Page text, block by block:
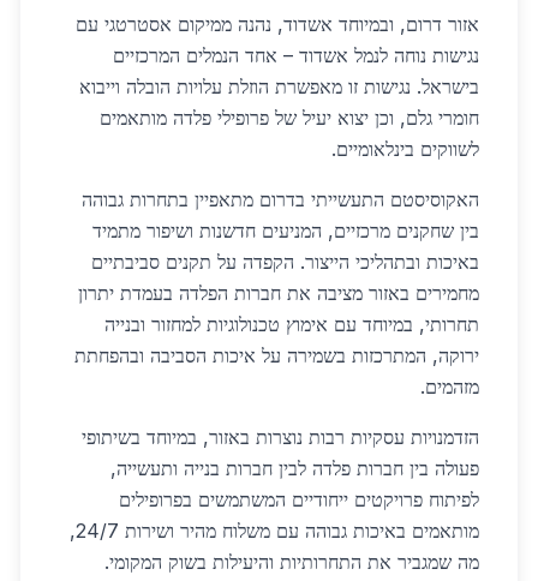
אזור דרום, ובמיוחד אשדוד, נהנה ממיקום אסטרטגי עם
נגישות נוחה לנמל אשדוד – אחד הנמלים המרכזיים
בישראל. נגישות זו מאפשרת הוזלת עלויות הובלה וייבוא
חומרי גלם, וכן יצוא יעיל של פרופילי פלדה מותאמים
לשווקים בינלאומיים.
האקוסיסטם התעשייתי בדרום מתאפיין בתחרות גבוהה
בין שחקנים מרכזיים, המניעים חדשנות ושיפור מתמיד
באיכות ובתהליכי הייצור. הקפדה על תקנים סביבתיים
מחמירים באזור מציבה את חברות הפלדה בעמדת יתרון
תחרותי, במיוחד עם אימוץ טכנולוגיות למחזור ובנייה
ירוקה, המתרכזות בשמירה על איכות הסביבה ובהפחתת
מזהמים.
הזדמנויות עסקיות רבות נוצרות באזור, במיוחד בשיתופי
פעולה בין חברות פלדה לבין חברות בנייה ותעשייה,
לפיתוח פרויקטים ייחודיים המשתמשים בפרופילים
מותאמים באיכות גבוהה עם משלוח מהיר ושירות 24/7,
מה שמגביר את התחרותיות והיעילות בשוק המקומי.